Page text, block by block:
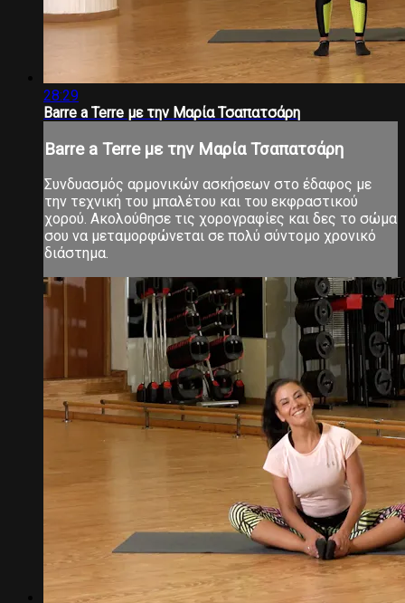
28:29
Barre a Terre με την Μαρία Τσαπατσάρη
Barre a Terre με την Μαρία Τσαπατσάρη
Συνδυασμός αρμονικών ασκήσεων στο έδαφος με
την τεχνική του μπαλέτου και του εκφραστικού
χορού. Ακολούθησε τις χορογραφίες και δες το σώμα
σου να μεταμορφώνεται σε πολύ σύντομο χρονικό
διάστημα.